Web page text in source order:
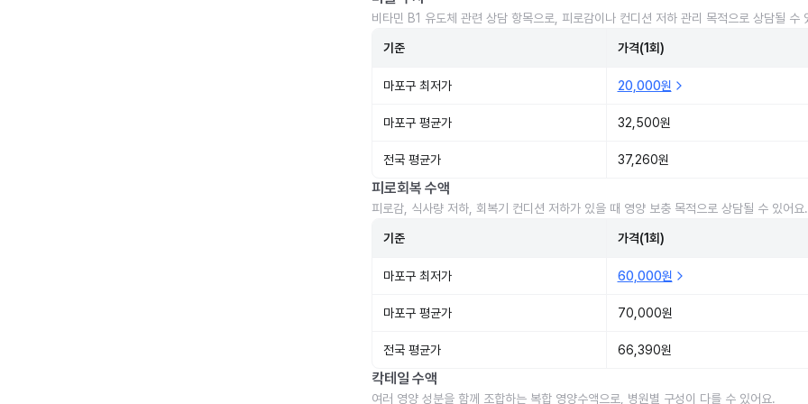
비타민 B1 유도체 관련 상담 항목으로, 피로감이나 컨디션 저하 관리 목적으로 상담될 수
기준 가격(1회)
마포구 최저가 20,000원
마포구 평균가 32,500원
전국 평균가 37,260원
피로회복 수액
피로감, 식사량 저하, 회복기 컨디션 저하가 있을 때 영양 보충 목적으로 상담될 수 있어요.
기준 가격(1회)
마포구 최저가 60,000원
마포구 평균가 70,000원
전국 평균가 66,390원
칵테일 수액
여러 영양 성분을 함께 조합하는 복합 영양수액으로, 병원별 구성이 다를 수 있어요.